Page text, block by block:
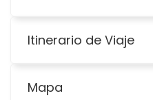
Itinerario de Viaje
Mapa